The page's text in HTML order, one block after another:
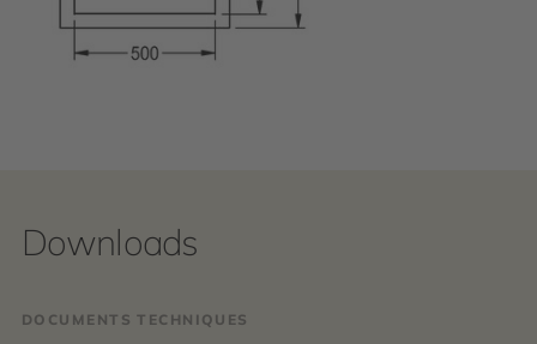
Downloads
DOCUMENTS TECHNIQUES